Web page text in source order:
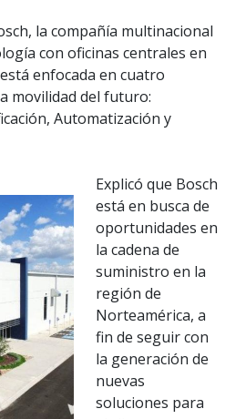
la compañía multinacional
con oficinas centrales en
enfocada en cuatro
movilidad del futuro:
Automatización y
Explicó que Bosch
está en busca de
oportunidades en
la cadena de
suministro en la
región de
Norteamérica, a
fin de seguir con
la generación de
nuevas
soluciones para